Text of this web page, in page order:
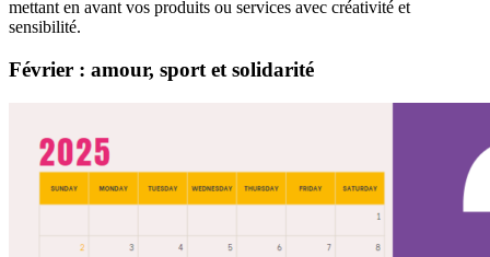
mettant en avant vos produits ou services avec créativité et
sensibilité.
Février : amour, sport et solidarité